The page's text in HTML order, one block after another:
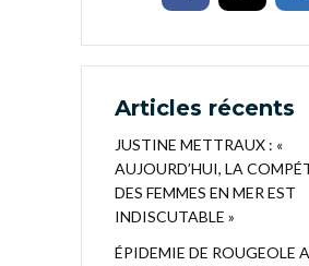
Articles récents
JUSTINE METTRAUX : «
AUJOURD’HUI, LA
DES FEMMES EN MER EST
INDISCUTABLE »
ÉPIDEMIE DE ROUGEOLE